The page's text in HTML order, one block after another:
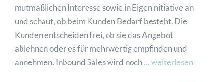
mutmaßlichen Interesse sowie in Eigeninitiative an
und schaut, ob beim Kunden Bedarf besteht. Die
Kunden entscheiden frei, ob sie das Angebot
ablehnen oder es für mehrwertig empfinden und
annehmen. Inbound Sales wird noch... weiterlesen